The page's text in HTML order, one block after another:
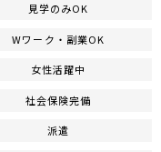
見学のみOK
Wワーク・副業OK
女性活躍中
社会保険完備
派遣